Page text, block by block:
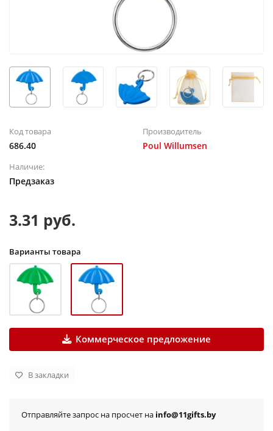
Код товара
686.40
Производитель
Poul Willumsen
Наличие:
Предзаказ
3.31 руб.
Варианты товара
Коммерческое предложение
В закладки
Отправляйте запрос на просчет на info@11gifts.by